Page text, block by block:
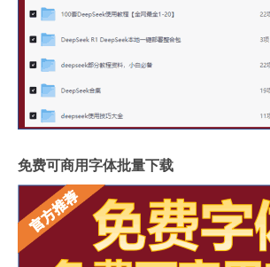
免费可商用字体批量下载